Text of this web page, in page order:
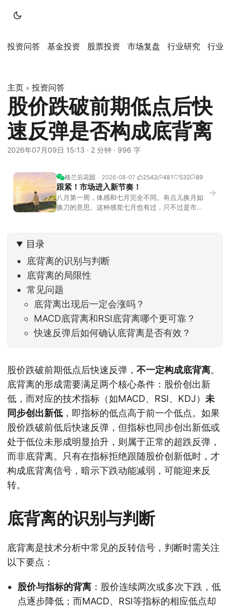
投资问答 基金投资 股票投资 市场复盘 行业研究 行业
主页 » 投资问答
股价跌破前期低点后快
速反弹是否构成底背离
2026年07月09日 15:13 · 2 分钟 · 996 字
格兰后花园 2026-08-07 2542 481 532 89
跟紧！市场进入新节奏！
八月第一周，体感和七月完全不同。有点儿换月如
换刀的意思。这种感觉七月也有过，只不过是市场
家感受到了春天般的暖风。指数涨了百点，交易额
回暖到2
→
目录
底背离的识别与判断
底背离的局限性
常见问题
底背离出现后一定会涨吗？
MACD底背离和RSI底背离哪个更可靠？
快速反弹后如何确认底背离是否有效？
股价跌破前期低点后快速反弹， 不一定构成底背离。
底背离的形成需要满足两个核心条件：股价创出新
低，而对应的技术指标（如MACD、RSI、KDJ） 未
同步创出新低 ，即指标的低点高于前一个低点。如果
股价跌破前低后快速反弹，但指标也同步创出新低或
处于低位未形成明显抬升，则属于正常的超跌反弹，
而非底背离。只有在指标拒绝跟随股价创新低时，才
构成底背离信号，暗示下跌动能减弱，可能迎来反
转。
底背离的识别与判断
底背离是技术分析中常见的反转信号，判断时需关注
以下要点：
股价与指标的背离 ：股价连续两次或多次下跌，低
点逐步降低；而MACD、RSI等指标的相应低点却